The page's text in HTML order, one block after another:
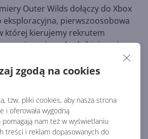
zgodą na cookies
tzw. pliki cookies, aby nasza strona
i oferowała wygodną
pomagają nam też w wyświetlaniu
treści i reklam dopasowanych do
Outer Wilds dołączy do Xbox
eksploracyjna, pierwszoosobowa
której kierujemy rekrutem
i musimy zbadać tajemniczy
w pętli czasowej. Za
studio Mobius Digital - autorzy
Chroma.
- 6 czerwca
Legacy, "prawdziwie